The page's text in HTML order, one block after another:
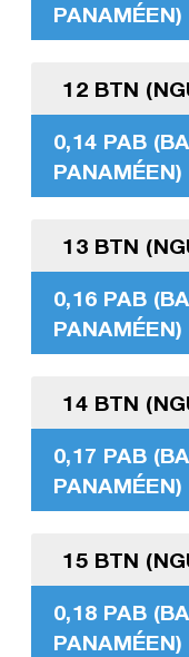
PANAMÉEN)
12 BTN
0,14 PAB
PANAMÉEN)
13 BTN
0,16 PAB
PANAMÉEN)
14 BTN
0,17 PAB
PANAMÉEN)
15 BTN
0,18 PAB
PANAMÉEN)